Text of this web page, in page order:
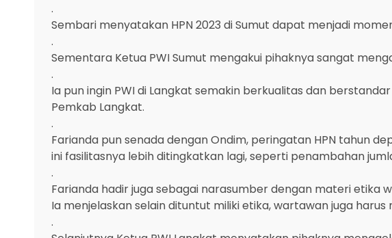
.
Sembari menyatakan HPN 2023 di Sumut dapat menjadi
.
Sementara Ketua PWI Sumut mengakui pihaknya sangat
.
Ia pun ingin PWI di Langkat semakin berkualitas dan
Pemkab Langkat.
.
Farianda pun senada dengan Ondim, peringatan HPN tahun
ini fasilitasnya lebih ditingkatkan lagi, seperti penambahan
.
Farianda hadir juga sebagai narasumber dengan materi etika
Ia menjelaskan selain dituntut miliki etika, wartawan juga
.